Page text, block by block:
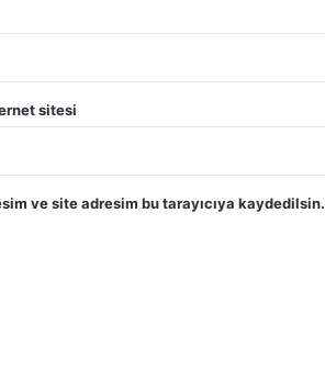
sitesi
ve site adresim bu tarayıcıya kaydedilsin.